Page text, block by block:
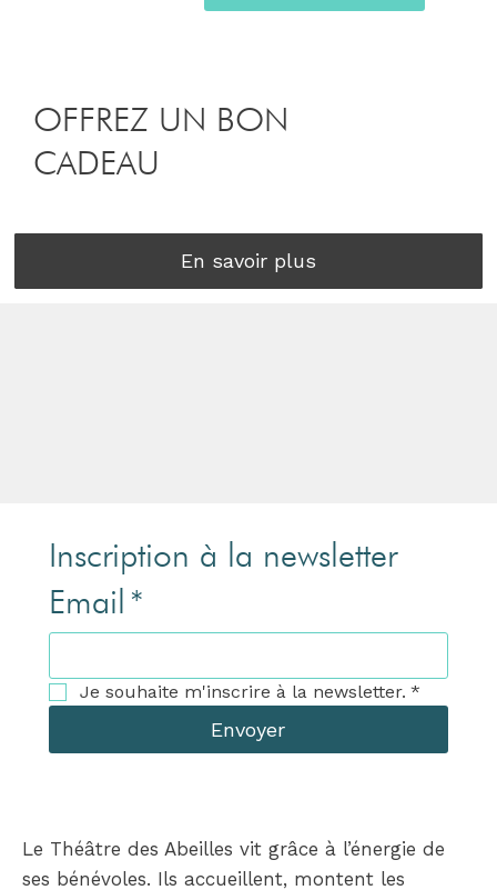
En savoir plus
OFFREZ UN BON
CADEAU
Inscription à la newsletter
Email *
Je souhaite m'inscrire à la newsletter. *
Envoyer
Le Théâtre des Abeilles vit grâce à l’énergie de
ses bénévoles. Ils accueillent, montent les